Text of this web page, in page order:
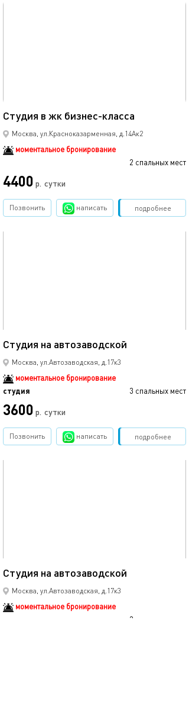
Студия в жк бизнес-класса
Москва, ул.Красноказарменная, д.14Ак2
моментальное бронирование
2 спальных мест
4400 р. сутки
подробнее
Позвонить написать Забронировать
Студия на автозаводской
Москва, ул.Автозаводская, д.17к3
моментальное бронирование
студия
3 спальных мест
3600 р. сутки
подробнее
Позвонить написать Забронировать
Студия на автозаводской
Москва, ул.Автозаводская, д.17к3
моментальное бронирование
3 спальных мест